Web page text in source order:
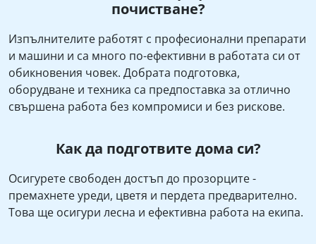
почистване?
Изпълнителите работят с професионални препарати
и машини и са много по-ефективни в работата си от
обикновения човек. Добрата подготовка,
оборудване и техника са предпоставка за отлично
свършена работа без компромиси и без рискове.
Как да подготвите дома си?
Осигурете свободен достъп до прозорците -
премахнете уреди, цветя и пердета предварително.
Това ще осигури лесна и ефективна работа на екипа.